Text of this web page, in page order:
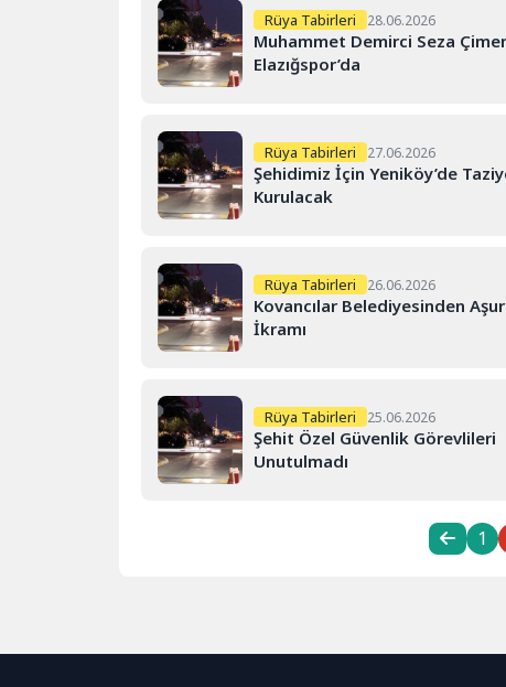
Rüya Tabirleri 28.06.2026
Muhammet Demirci Seza
Elazığspor’da
Rüya Tabirleri 27.06.2026
Şehidimiz İçin Yeniköy’de
Kurulacak
Rüya Tabirleri 26.06.2026
Kovancılar Belediyesinden
İkramı
Rüya Tabirleri 25.06.2026
Şehit Özel Güvenlik Görevlileri
Unutulmadı
1